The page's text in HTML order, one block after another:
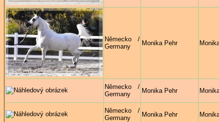
Německo /
Germany
Monika Pehr
Německo /
Germany
Monika Pehr
Německo /
Germany
Monika Pehr